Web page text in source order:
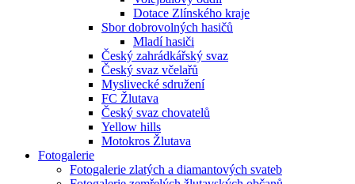
Dotace Zlínského kraje
Sbor dobrovolných hasičů
Mladí hasiči
Český zahrádkářský svaz
Český svaz včelařů
Myslivecké sdružení
FC Žlutava
Český svaz chovatelů
Yellow hills
Motokros Žlutava
Fotogalerie
Fotogalerie zlatých a diamantových svateb